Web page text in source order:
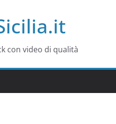
con video di qualità